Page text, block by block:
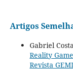
Artigos
Gabriel
Reality
Revista